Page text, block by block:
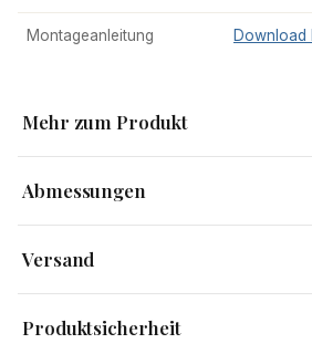
Montageanleitung Download
Mehr zum Produkt
Kleine Hingucker gefällig?
Akzente setzen. Der Satztisch von
Abmessungen
Versand
Produktsicherheit